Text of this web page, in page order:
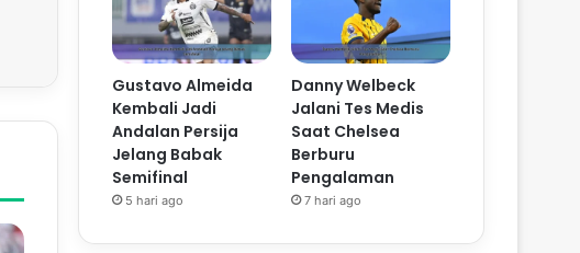
Gustavo Almeida
Kembali Jadi
Andalan Persija
Jelang Babak
Semifinal
5 hari ago
Danny Welbeck
Jalani Tes Medis
Saat Chelsea
Berburu
Pengalaman
7 hari ago